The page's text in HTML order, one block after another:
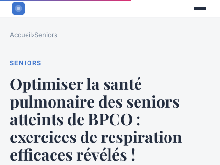
Accueil›Seniors
SENIORS
Optimiser la santé
pulmonaire des seniors
atteints de BPCO :
exercices de respiration
efficaces révélés !